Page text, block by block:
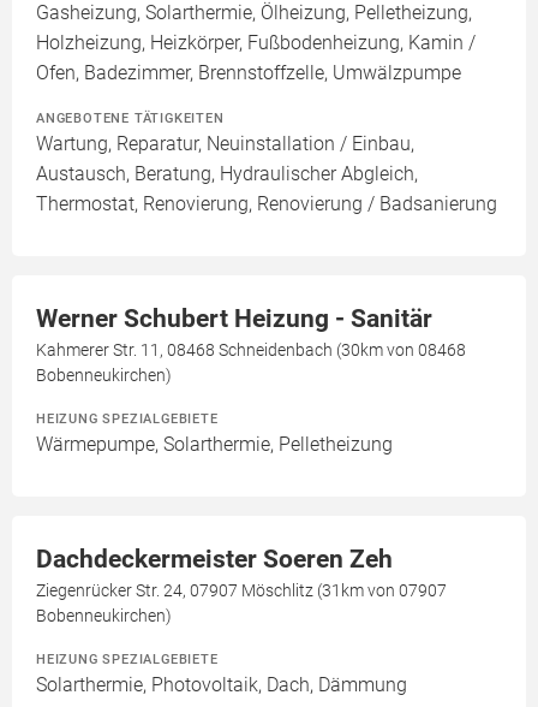
Gasheizung, Solarthermie, Ölheizung, Pelletheizung,
Holzheizung, Heizkörper, Fußbodenheizung, Kamin /
Ofen, Badezimmer, Brennstoffzelle, Umwälzpumpe
ANGEBOTENE TÄTIGKEITEN
Wartung, Reparatur, Neuinstallation / Einbau,
Austausch, Beratung, Hydraulischer Abgleich,
Thermostat, Renovierung, Renovierung / Badsanierung
Werner Schubert Heizung - Sanitär
Kahmerer Str. 11, 08468 Schneidenbach (30km von 08468
Bobenneukirchen)
HEIZUNG SPEZIALGEBIETE
Wärmepumpe, Solarthermie, Pelletheizung
Dachdeckermeister Soeren Zeh
Ziegenrücker Str. 24, 07907 Möschlitz (31km von 07907
Bobenneukirchen)
HEIZUNG SPEZIALGEBIETE
Solarthermie, Photovoltaik, Dach, Dämmung